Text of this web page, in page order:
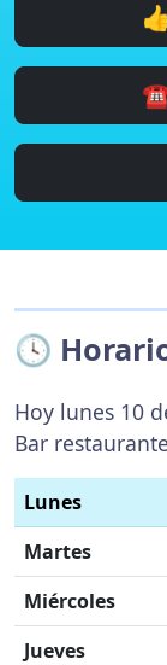
☎️
🕓
Hoy lunes 10
Bar
Lunes
Martes
Miércoles
Jueves